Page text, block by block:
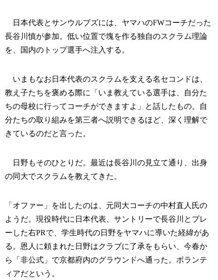
日本代表とサンウルブズには、ヤマハのFWコーチだった
長谷川慎が参加。低い位置で塊を作る独自のスクラム理論
を、国内のトップ選手へ注入する。
いまもなお日本代表のスクラムを支える名セコンドは、
教え子たちを褒める際に「いま教えている選手は、自分た
ちの母校に行ってコーチができますよ」と話したもの。自
分たちの取り組みを第三者へ説明できるほど、深く理解で
きているのだと言った。
日野もそのひとりだ。最近は長谷川の見立て通り、出身
の同大でスクラムを教えてきた。
「オファー」を出したのは、元同大コーチの中村直人氏の
ようだ。現役時代に日本代表、サントリーで長谷川とプレ
ーした右PRで、学生時代の日野をヤマハに導いた経緯があ
る。恩人に頼まれた日野はクラブに了承をもらい、今春か
ら「非公式」で京都府内のグラウンドへ通った。ボランテ
ィアだという。